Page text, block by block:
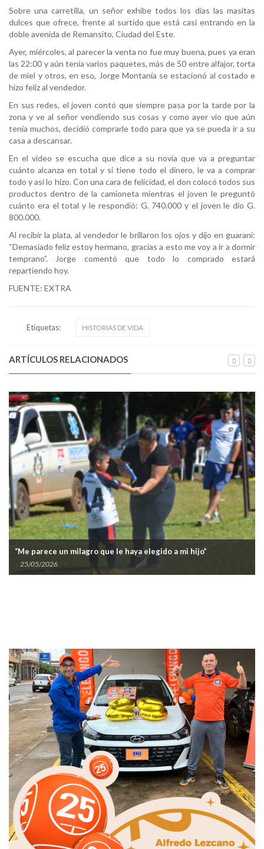
Sobre una carretilla, un señor exhibe todos los días las masitas
dulces que ofrece, frente al surtido que está casi entrando en la
doble avenida de Remansito, Ciudad del Este.
Ayer, miércoles, al parecer la venta no fue muy buena, pues ya eran
las 22:00 y aún tenía varios paquetes, más de 50 entre alfajor, torta
de miel y otros, en eso, Jorge Montanía se estacionó al costado e
hizo feliz al vendedor.
En sus redes, el joven contó que siempre pasa por la tarde por la
zona y ve al señor vendiendo sus cosas y como ayer vio que aún
tenía muchos, decidió comprarle todo para que ya se pueda ir a su
casa a descansar.
En el video se escucha que dice a su novia que va a preguntar
cuánto alcanza en total y si tiene todo el dinero, le va a comprar
todo y así lo hizo. Con una cara de felicidad, el don colocó todos sus
productos dentro de la camioneta mientras el joven le preguntó
cuánto era el total y le respondió: G. 740.000 y el joven le dio G.
800.000.
Al recibir la plata, al vendedor le brillaron los ojos y dijo en guaraní:
“Demasiado feliz estoy hermano, gracias a esto me voy a ir a dormir
temprano”. Jorge comentó que todo lo comprado estará
repartiendo hoy.
FUENTE: EXTRA
Etiquetas: HISTORIAS DE VIDA
ARTÍCULOS RELACIONADOS
“Me parece un milagro que le haya elegido a mi hijo”
25/05/2026